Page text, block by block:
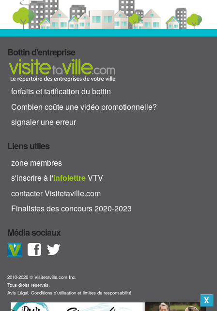
Bottin d'entreprise
forfaits et tarification du bottin
Combien coûte une vidéo promotionnelle?
signaler une erreur
Liens utiles
zone membres
s'inscrire à l'infolettreVTV
contacter Visitetaville.com
Finalistes des concours 2020-2023
Média sociaux
2010-2026 © Visitetaville.com Inc.
Tous droits réservés.
Avis Légal, Conditions d'utilisation et limites de responsabilité
X